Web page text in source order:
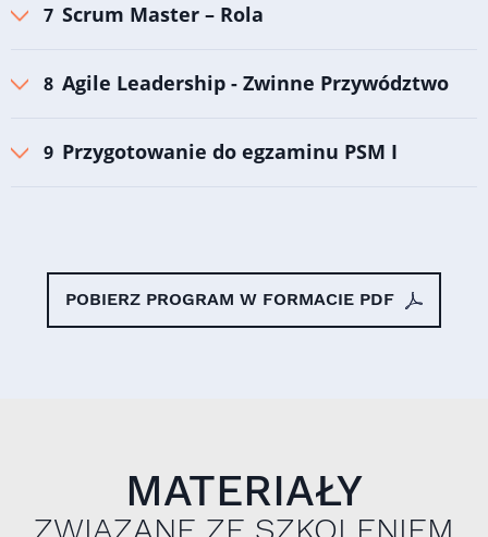
Scrum Master – Rola
Agile Leadership - Zwinne Przywództwo
Przygotowanie do egzaminu PSM I
POBIERZ PROGRAM W FORMACIE PDF
MATERIAŁY
ZWIĄZANE ZE SZKOLENIEM